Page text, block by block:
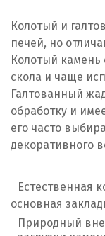
Колотый и
печей, но
Колотый камень
скола и чаще
Галтованный
обработку и
его часто
декоративного
Естественная
основная
Природный